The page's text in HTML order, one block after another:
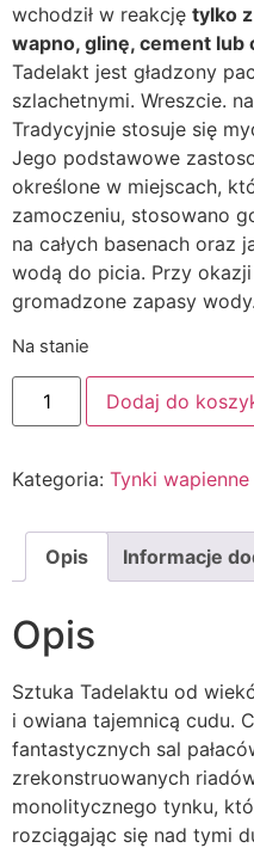
wchodził w reakcję tylko
wapno, glinę, cement lub
Tadelakt jest gładzony
szlachetnymi. Wreszcie.
Tradycyjnie stosuje się
Jego podstawowe
określone w miejscach,
zamoczeniu, stosowano
na całych basenach oraz
wodą do picia. Przy
gromadzone zapasy wody.
Na stanie
Dodaj do
Kategoria: Tynki
Opis Informacje
Opis
Sztuka Tadelaktu od
i owiana tajemnicą cudu.
fantastycznych sal
zrekonstruowanych
monolitycznego tynku,
rozciągając się nad tymi